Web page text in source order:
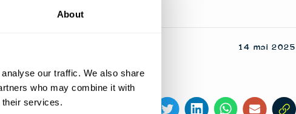
About
our traffic. We also share
who may combine it with
their services.
14 mai 2025